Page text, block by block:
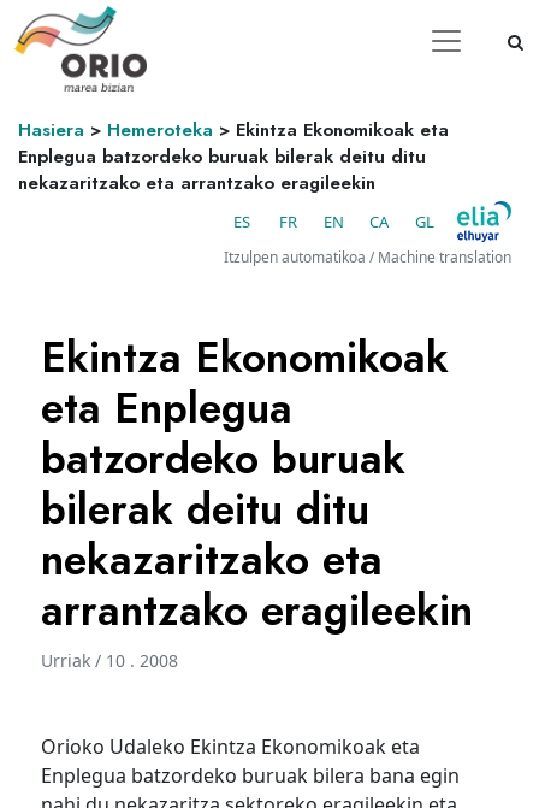
Hasiera > Hemeroteka > Ekintza Ekonomikoak eta
Enplegua batzordeko buruak bilerak deitu ditu
nekazaritzako eta arrantzako eragileekin
ES FR EN CA GL
Itzulpen automatikoa / Machine translation
Ekintza Ekonomikoak
eta Enplegua
batzordeko buruak
bilerak deitu ditu
nekazaritzako eta
arrantzako eragileekin
Urriak / 10 . 2008
Orioko Udaleko Ekintza Ekonomikoak eta
Enplegua batzordeko buruak bilera bana egin